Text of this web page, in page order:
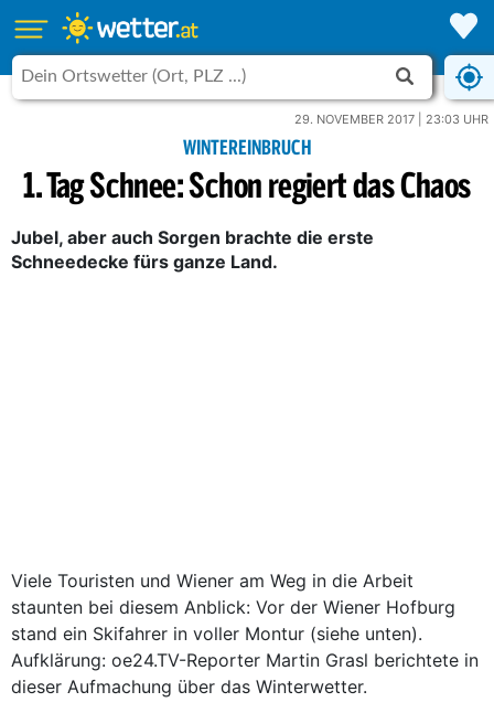
29. NOVEMBER 2017 | 23:03 UHR
WINTEREINBRUCH
1. Tag Schnee: Schon regiert das Chaos
Jubel, aber auch Sorgen brachte die erste
Schneedecke fürs ganze Land.
Viele Touristen und Wiener am Weg in die Arbeit
staunten bei diesem Anblick: Vor der Wiener Hofburg
stand ein Skifahrer in voller Montur (siehe unten).
Aufklärung: oe24.TV-Reporter Martin Grasl berichtete in
dieser Aufmachung über das Winterwetter.